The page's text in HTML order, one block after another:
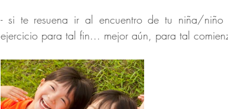
- si te resuena ir al encuentro de tu niña/niño
ejercicio para tal fin... mejor aún, para tal